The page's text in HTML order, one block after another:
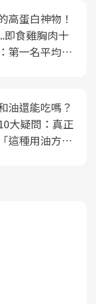
高蛋白神物！
即食雞胸肉十
第一名平均一
油還能吃嗎？
大疑問：真正
這種用油方